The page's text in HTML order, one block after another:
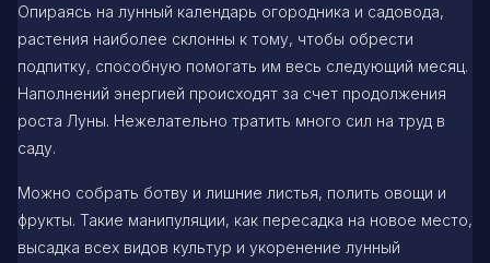
Опираясь на лунный календарь огородника и садовода,
растения наиболее склонны к тому, чтобы обрести
подпитку, способную помогать им весь следующий месяц.
Наполнений энергией происходят за счет продолжения
роста Луны. Нежелательно тратить много сил на труд в
саду.
Можно собрать ботву и лишние листья, полить овощи и
фрукты. Такие манипуляции, как пересадка на новое место,
высадка всех видов культур и укоренение лунный